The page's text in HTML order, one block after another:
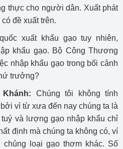
thực cho người dân. Xuất phát
đề xuất trên.
xuất khẩu gạo tuy nhiên,
khẩu gạo. Bộ Công Thương
nhập khẩu gạo trong bối cảnh
trưởng?
Chúng tôi không tính
vì từ xưa đến nay chúng ta là
và lượng gạo nhập khẩu chỉ
định mà chúng ta không có, ví
loại gạo thơm khác. Số